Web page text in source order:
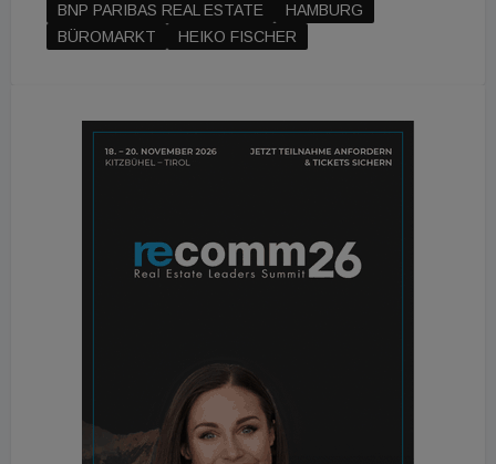
BNP PARIBAS REAL ESTATE
HAMBURG
BÜROMARKT
HEIKO FISCHER